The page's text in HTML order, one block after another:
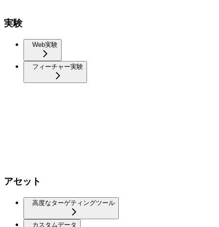
実験
Web実験
フィーチャー実験
アセット
高度なターゲティングツール
カスタムデータ